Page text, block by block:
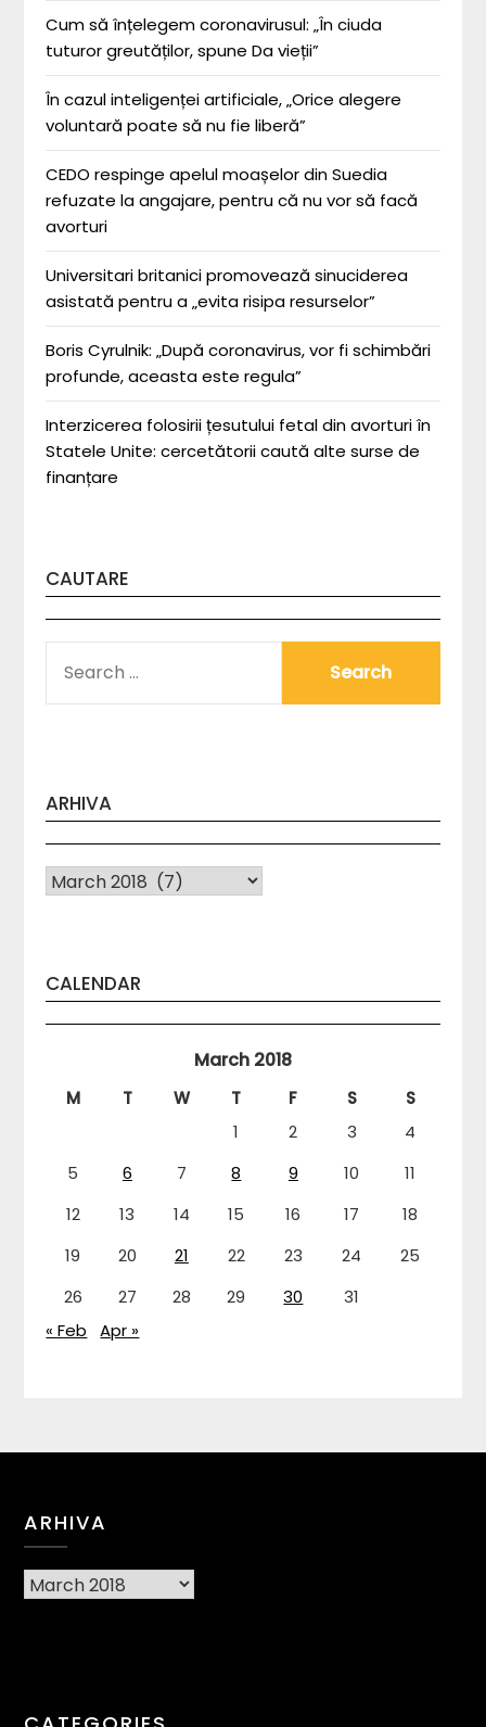
Cum să înțelegem coronavirusul: „În ciuda
tuturor greutăților, spune Da vieții”
În cazul inteligenței artificiale, „Orice alegere
voluntară poate să nu fie liberă”
CEDO respinge apelul moașelor din Suedia
refuzate la angajare, pentru că nu vor să facă
avorturi
Universitari britanici promovează sinuciderea
asistată pentru a „evita risipa resurselor”
Boris Cyrulnik: „După coronavirus, vor fi schimbări
profunde, aceasta este regula”
Interzicerea folosirii țesutului fetal din avorturi în
Statele Unite: cercetătorii caută alte surse de
finanțare
CAUTARE
FOR:
ARHIVA
Arhiva
CALENDAR
March 2018
M T W T F S
S
1
2 3
4
5
6 7 8 9 10
11
12
13 14 15 16 17
18
19
20 21 22 23 24
25
26
27 28 29 30
31
« Feb
Apr »
ARHIVA
Arhiva